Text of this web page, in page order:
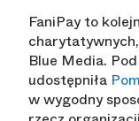
FaniPay to
Blue Media.
udostępniła
w wygodny